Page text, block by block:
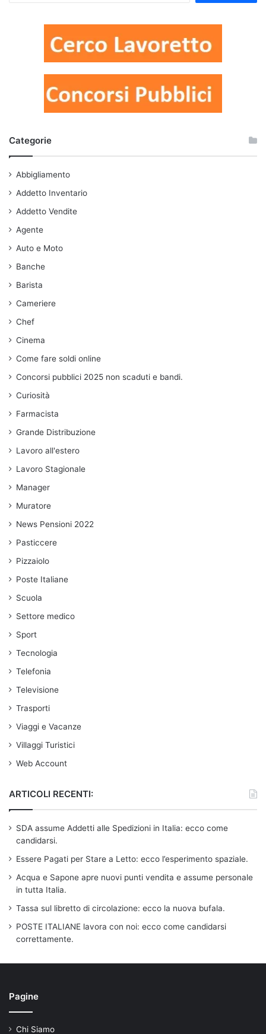
Categorie
Abbigliamento
Addetto Inventario
Addetto Vendite
Agente
Auto e Moto
Banche
Barista
Cameriere
Chef
Cinema
Come fare soldi online
Concorsi pubblici 2025 non scaduti e bandi.
Curiosità
Farmacista
Grande Distribuzione
Lavoro all'estero
Lavoro Stagionale
Manager
Muratore
News Pensioni 2022
Pasticcere
Pizzaiolo
Poste Italiane
Scuola
Settore medico
Sport
Tecnologia
Telefonia
Televisione
Trasporti
Viaggi e Vacanze
Villaggi Turistici
Web Account
ARTICOLI RECENTI:
SDA assume Addetti alle Spedizioni in Italia: ecco come
candidarsi.
Essere Pagati per Stare a Letto: ecco l’esperimento spaziale.
Acqua e Sapone apre nuovi punti vendita e assume personale
in tutta Italia.
Tassa sul libretto di circolazione: ecco la nuova bufala.
POSTE ITALIANE lavora con noi: ecco come candidarsi
correttamente.
Pagine
Chi Siamo